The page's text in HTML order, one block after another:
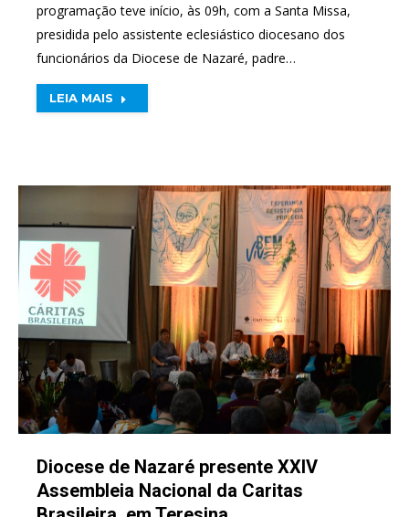
programação teve início, às 09h, com a Santa Missa,
presidida pelo assistente eclesiástico diocesano dos
funcionários da Diocese de Nazaré, padre…
LEIA MAIS
Diocese de Nazaré presente XXIV
Assembleia Nacional da Caritas